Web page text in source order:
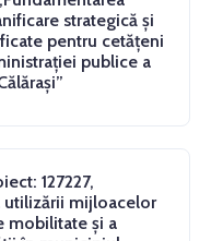
strategică și
pentru cetățeni
publice a
127227,
utilizării mijloacelor
mobilitate și a